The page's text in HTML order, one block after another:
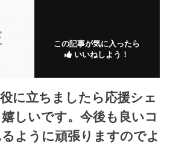
この記事が気に入ったら
いいねしよう！
に立ちましたら応援シェ
しいです。今後も良いコ
ように頑張りますのでよ